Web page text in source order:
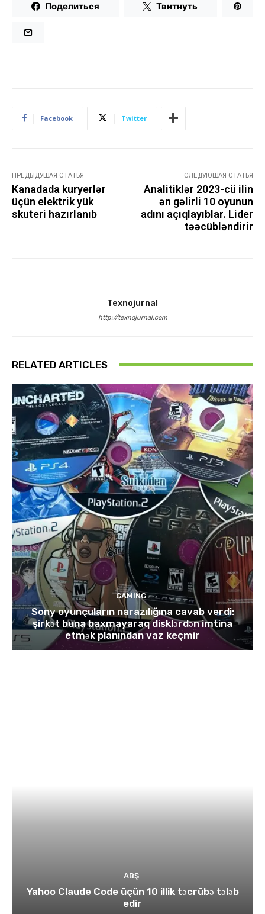
Поделиться Твитнуть
Facebook Twitter
ПРЕДЫДУЩАЯ СТАТЬЯ
Kanadada kuryerlər
üçün elektrik yük
skuteri hazırlanıb
СЛЕДУЮЩАЯ СТАТЬЯ
Analitiklər 2023-cü ilin
ən gəlirli 10 oyunun
adını açıqlayıblar. Lider
təəcübləndirir
Texnojurnal
http://texnojurnal.com
RELATED ARTICLES
GAMING
Sony oyunçuların narazılığına cavab verdi:
şirkət buna baxmayaraq disklərdən imtina
etmək planından vaz keçmir
ABŞ
Yahoo Claude Code üçün 10 illik təcrübə tələb
edir